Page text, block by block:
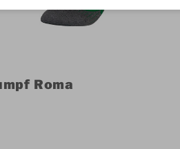
Roma